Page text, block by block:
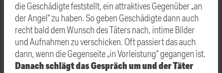
die Geschädigte feststellt, ein attraktives Gegenüber „an
der Angel“ zu haben. So geben Geschädigte dann auch
recht bald dem Wunsch des Täters nach, intime Bilder
und Aufnahmen zu verschicken. Oft passiert das auch
dann, wenn die Gegenseite „in Vorleistung“ gegangen ist.
Danach schlägt das Gespräch um und der Täter